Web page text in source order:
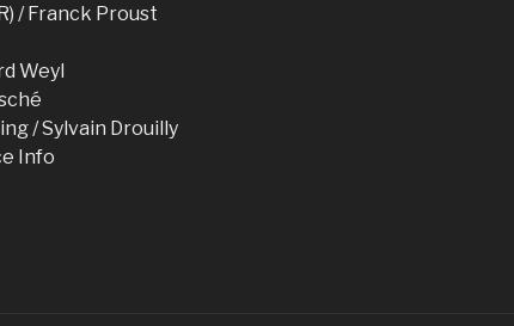
/ Franck Proust
Weyl
/ Sylvain Drouilly
Info